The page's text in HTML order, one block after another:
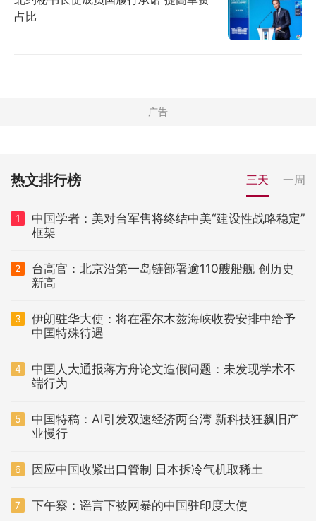
占比
热文排行榜 三天 一周
1
中国学者：美对台军售将终结中美“建设性战略稳定”
框架
2
台高官：北京沿第一岛链部署逾110艘船舰 创历史
新高
3
伊朗驻华大使：将在霍尔木兹海峡收费安排中给予
中国特殊待遇
4
中国人大通报蒋方舟论文造假问题：未发现学术不
端行为
5
中国特稿：AI引发双速经济两台湾 新科技狂飙旧产
业慢行
6 因应中国收紧出口管制 日本拆冷气机取稀土
7 下午察：谣言下被网暴的中国驻印度大使